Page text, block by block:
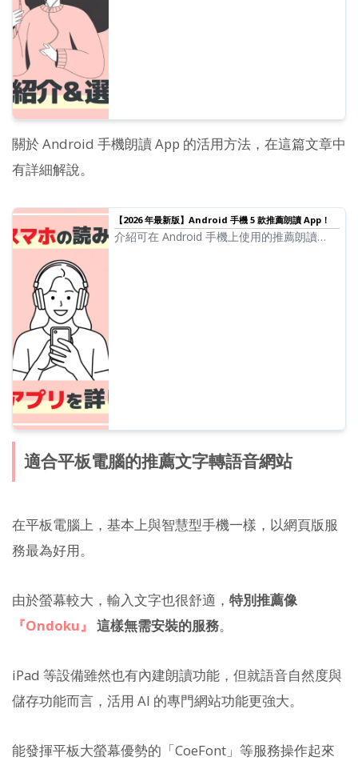
關於 Android 手機朗讀 App 的活用方法，在這篇文章中
有詳細解說。
【2026 年最新版】Android 手機 5 款推薦朗讀 App！
介紹可在 Android 手機上使用的推薦朗讀
適合平板電腦的推薦文字轉語音網站
在平板電腦上，基本上與智慧型手機一樣，以網頁版服
務最為好用。
由於螢幕較大，輸入文字也很舒適， 特別推薦像
『Ondoku』 這樣無需安裝的服務。
iPad 等設備雖然也有內建朗讀功能，但就語音自然度與
儲存功能而言，活用 AI 的專門網站功能更強大。
能發揮平板大螢幕優勢的「CoeFont」等服務操作起來